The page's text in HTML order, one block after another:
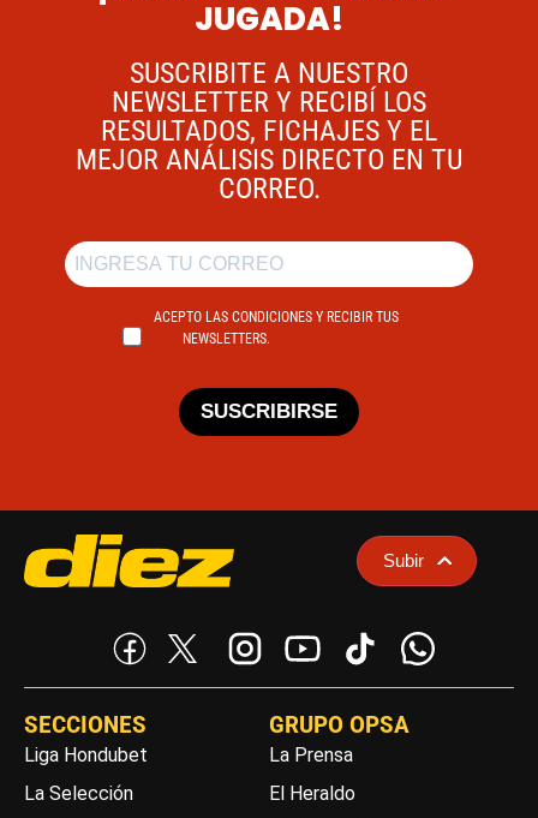
JUGADA!
SUSCRIBITE A NUESTRO
NEWSLETTER Y RECIBÍ LOS
RESULTADOS, FICHAJES Y EL
MEJOR ANÁLISIS DIRECTO EN TU
CORREO.
ACEPTO LAS CONDICIONES Y RECIBIR TUS
NEWSLETTERS.
SUSCRIBIRSE
Subir
SECCIONES
Liga Hondubet
La Selección
GRUPO OPSA
La Prensa
El Heraldo